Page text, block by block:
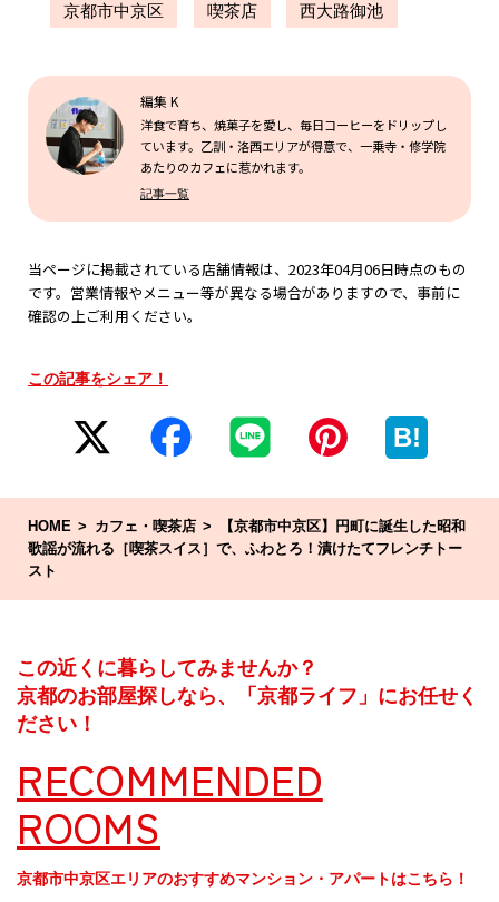
京都市中京区 喫茶店 西大路御池
編集 K
洋食で育ち、焼菓子を愛し、毎日コーヒーをドリップし
ています。乙訓・洛西エリアが得意で、一乗寺・修学院
あたりのカフェに惹かれます。
記事一覧
当ページに掲載されている店舗情報は、2023年04月06日時点のもの
です。営業情報やメニュー等が異なる場合がありますので、事前に
確認の上ご利用ください。
この記事をシェア！
B!
HOME カフェ・喫茶店
【京都市中京区】円町に誕生した昭和
歌謡が流れる［喫茶スイス］で、ふわとろ！漬けたてフレンチトー
スト
この近くに暮らしてみませんか？
京都のお部屋探しなら、「京都ライフ」にお任せく
ださい！
RECOMMENDED
ROOMS
京都市中京区エリアのおすすめマンション・アパートはこちら！